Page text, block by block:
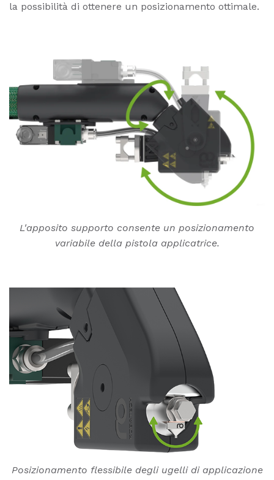
la possibilità di ottenere un posizionamento ottimale.
L'apposito supporto consente un posizionamento
variabile della pistola applicatrice.
Posizionamento flessibile degli ugelli di applicazione